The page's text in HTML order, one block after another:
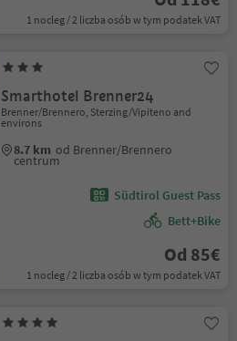
1 nocleg / 2 liczba osób w tym podatek VAT
Smarthotel Brenner24
Brenner/Brennero, Sterzing/Vipiteno and
environs
8.7 km od Brenner/Brennero
centrum
Südtirol Guest Pass
Bett+Bike
Od 85€
1 nocleg / 2 liczba osób w tym podatek VAT